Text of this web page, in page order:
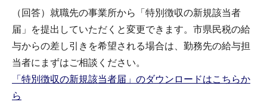
（回答）就職先の事業所から「特別徴収の新規該当者
届」を提出していただくと変更できます。市県民税の給
与からの差し引きを希望される場合は、勤務先の給与担
当者にまずはご相談ください。
「特別徴収の新規該当者届」のダウンロードはこちらか
ら